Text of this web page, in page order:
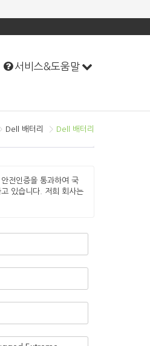
서비스&도움말
Dell 배터리 Dell 배터리
전인증을 통과하여 국
있습니다. 저희 회사는